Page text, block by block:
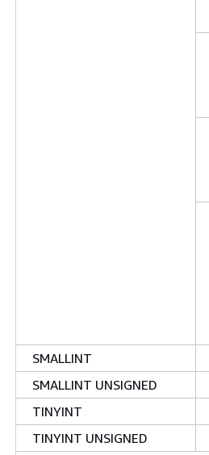
SMALLINT
SMALLINT UNSIGNED
TINYINT
TINYINT UNSIGNED